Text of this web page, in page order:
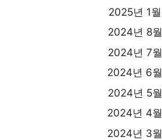
2025년 1월
2024년 8월
2024년 7월
2024년 6월
2024년 5월
2024년 4월
2024년 3월